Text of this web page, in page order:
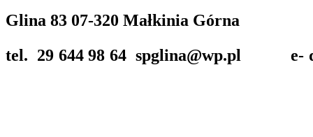
Glina 83 07-320 Małkinia Górna
tel. 29 644 98 64 spglina@wp.ple-